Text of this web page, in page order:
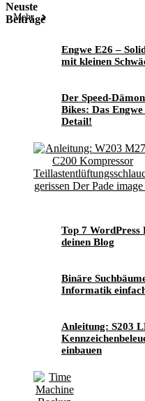
Neuste
Beiträge
Mehr
Engwe E26 –
mit kleinen
Der Speed-
Bikes: Das
Detail!
Top 7 WordPress
deinen Blog
Binäre
Informatik
Anleitung: S203
einbauen